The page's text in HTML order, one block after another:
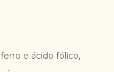
e ácido fólico,